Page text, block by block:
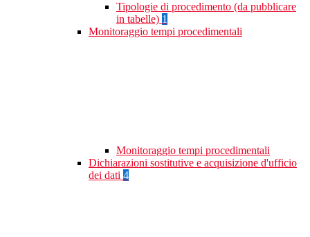
Tipologie di procedimento (da pubblicare
in tabelle) 1
Monitoraggio tempi procedimentali
Monitoraggio tempi procedimentali
Dichiarazioni sostitutive e acquisizione d'ufficio
dei dati 4